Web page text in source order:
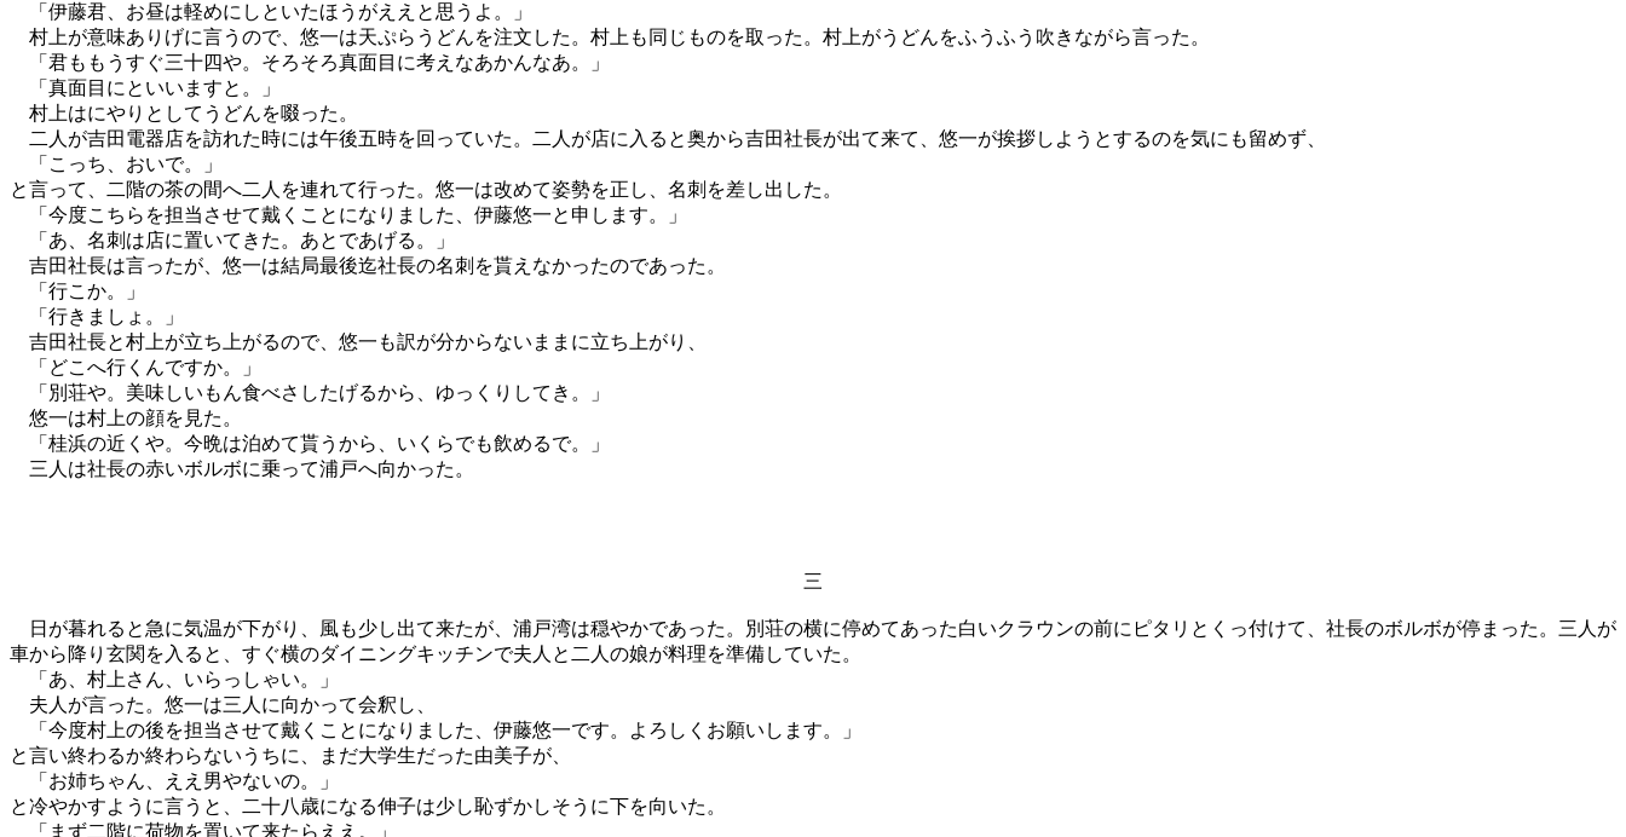
「伊藤君、お昼は軽めにしといたほうがええと思うよ。」
村上が意味ありげに言うので、悠一は天ぷらうどんを注文した。村上も同じものを取った。村上がうどんをふうふう吹きながら言った。
「君ももうすぐ三十四や。そろそろ真面目に考えなあかんなあ。」
「真面目にといいますと。」
村上はにやりとしてうどんを啜った。
二人が吉田電器店を訪れた時には午後五時を回っていた。二人が店に入ると奥から吉田社長が出て来て、悠一が挨拶しようとするのを気にも留めず、
「こっち、おいで。」
と言って、二階の茶の間へ二人を連れて行った。悠一は改めて姿勢を正し、名刺を差し出した。
「今度こちらを担当させて戴くことになりました、伊藤悠一と申します。」
「あ、名刺は店に置いてきた。あとであげる。」
吉田社長は言ったが、悠一は結局最後迄社長の名刺を貰えなかったのであった。
「行こか。」
「行きましょ。」
吉田社長と村上が立ち上がるので、悠一も訳が分からないままに立ち上がり、
「どこへ行くんですか。」
「別荘や。美味しいもん食べさしたげるから、ゆっくりしてき。」
悠一は村上の顔を見た。
「桂浜の近くや。今晩は泊めて貰うから、いくらでも飲めるで。」
三人は社長の赤いボルボに乗って浦戸へ向かった。
三
日が暮れると急に気温が下がり、風も少し出て来たが、浦戸湾は穏やかであった。別荘の横に停めてあった白いクラウンの前にピタリとくっ付けて、社長のボルボが停まった。三人が
車から降り玄関を入ると、すぐ横のダイニングキッチンで夫人と二人の娘が料理を準備していた。
「あ、村上さん、いらっしゃい。」
夫人が言った。悠一は三人に向かって会釈し、
「今度村上の後を担当させて戴くことになりました、伊藤悠一です。よろしくお願いします。」
と言い終わるか終わらないうちに、まだ大学生だった由美子が、
「お姉ちゃん、ええ男やないの。」
と冷やかすように言うと、二十八歳になる伸子は少し恥ずかしそうに下を向いた。
「まず二階に荷物を置いて来たらええ。」